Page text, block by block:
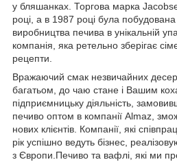
у бляшанках. Торгова марка
році, а в 1987 році була
виробництва печива в унікальній
компанія, яка ретельно зберігає
рецепти.
Вражаючий смак незвичайних
багатьом, до чаю стане і Вашим
підприємницьку діяльність,
печиво оптом в компанії Almaz,
нових клієнтів. Компанії, які
рік успішно ведуть бізнес,
з Європи.Печиво та вафлі, які ми